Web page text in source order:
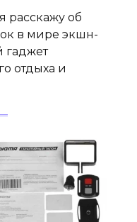
расскажу об
в мире экшн-
гаджет
отдыха и